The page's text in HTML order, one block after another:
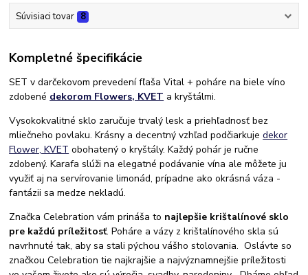
Súvisiaci tovar 8
Kompletné špecifikácie
SET v darčekovom prevedení fľaša Vital + poháre na biele víno
zdobené dekorom Flowers, KVET a kryštálmi.
Vysokokvalitné sklo zaručuje trvalý lesk a priehľadnosť bez
mliečneho povlaku. Krásny a decentný vzhľad podčiarkujedekor
Flower, KVET obohatený o kryštály. Každý pohár je ručne
zdobený. Karafa slúži na elegatné podávanie vína ale môžete ju
využiť aj na servírovanie limonád, prípadne ako okrásná váza -
fantázii sa medze nekladú.
Značka Celebration vám prináša to najlepšie krištalínové sklo
pre každú príležitosť. Poháre a vázy z krištalínového skla sú
navrhnuté tak, aby sa stali pýchou vášho stolovania. Oslávte so
značkou Celebration tie najkrajšie a najvýznamnejšie príležitosti